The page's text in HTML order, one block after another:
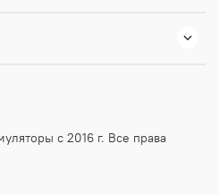
с 2016 г. Все права